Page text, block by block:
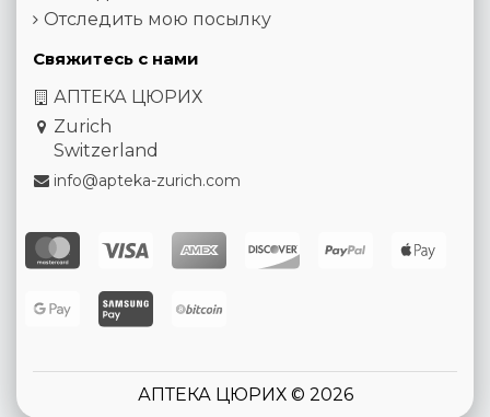
Отследить мою посылку
Свяжитесь с нами
АПТЕКА ЦЮРИХ
Zurich
Switzerland
info@apteka-zurich.com
АПТЕКА ЦЮРИХ © 2026